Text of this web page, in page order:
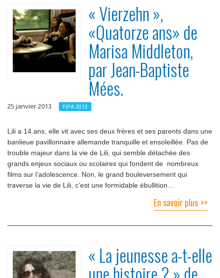
« Vierzehn »,
«Quatorze ans» de
Marisa Middleton,
par Jean-Baptiste
Mées.
25 janvier 2013 FIPA 2013
Lili a 14 ans, elle vit avec ses deux frères et ses parents dans une
banlieue pavillonnaire allemande tranquille et ensoleillée. Pas de
trouble majeur dans la vie de Lili, qui semble détachée des
grands enjeux sociaux ou scolaires qui fondent de nombreux
films sur l’adolescence. Non, le grand bouleversement qui
traverse la vie de Lili, c’est une formidable ébullition…
En savoir plus
« La jeunesse a-t-elle